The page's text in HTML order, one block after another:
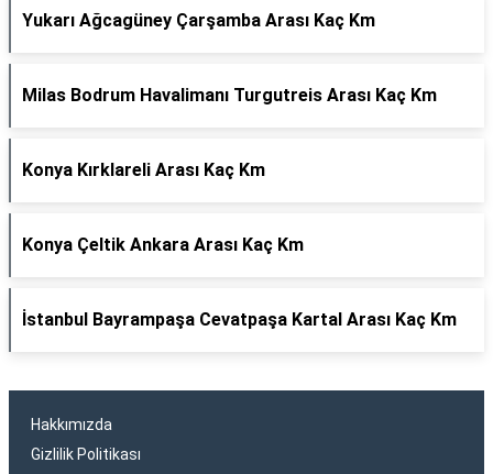
Yukarı Ağcagüney Çarşamba Arası Kaç Km
Milas Bodrum Havalimanı Turgutreis Arası Kaç Km
Konya Kırklareli Arası Kaç Km
Konya Çeltik Ankara Arası Kaç Km
İstanbul Bayrampaşa Cevatpaşa Kartal Arası Kaç Km
Hakkımızda
Gizlilik Politikası